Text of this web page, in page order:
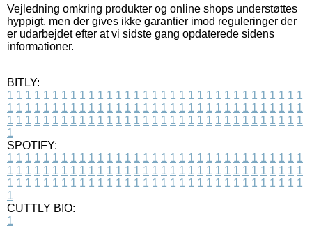
Vejledning omkring produkter og online shops understøttes
hyppigt, men der gives ikke garantier imod reguleringer der
er udarbejdet efter at vi sidste gang opdaterede sidens
informationer.
BITLY:
1 1 1 1 1 1 1 1 1 1 1 1 1 1 1 1 1 1 1 1 1 1 1 1 1 1 1 1 1 1 1 1 1
1 1 1 1 1 1 1 1 1 1 1 1 1 1 1 1 1 1 1 1 1 1 1 1 1 1 1 1 1 1 1 1 1
1 1 1 1 1 1 1 1 1 1 1 1 1 1 1 1 1 1 1 1 1 1 1 1 1 1 1 1 1 1 1 1 1
1
SPOTIFY:
1 1 1 1 1 1 1 1 1 1 1 1 1 1 1 1 1 1 1 1 1 1 1 1 1 1 1 1 1 1 1 1 1
1 1 1 1 1 1 1 1 1 1 1 1 1 1 1 1 1 1 1 1 1 1 1 1 1 1 1 1 1 1 1 1 1
1 1 1 1 1 1 1 1 1 1 1 1 1 1 1 1 1 1 1 1 1 1 1 1 1 1 1 1 1 1 1 1 1
1
CUTTLY BIO:
1